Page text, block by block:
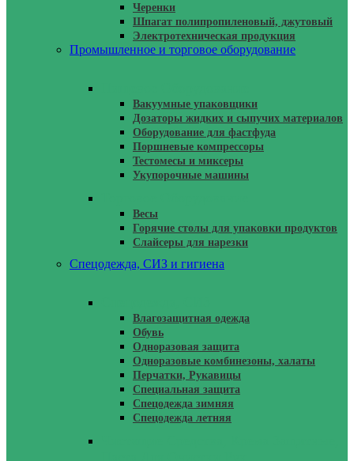
Черенки
Шпагат полипропиленовый, джутовый
Электротехническая продукция
Промышленное и торговое оборудование
Вакуумные упаковщики
Дозаторы жидких и сыпучих материалов
Оборудование для фастфуда
Поршневые компрессоры
Тестомесы и миксеры
Укупорочные машины
Весы
Горячие столы для упаковки продуктов
Слайсеры для нарезки
Спецодежда, СИЗ и гигиена
Влагозащитная одежда
Обувь
Одноразовая защита
Одноразовые комбинезоны, халаты
Перчатки, Рукавицы
Специальная защита
Спецодежда зимняя
Спецодежда летняя